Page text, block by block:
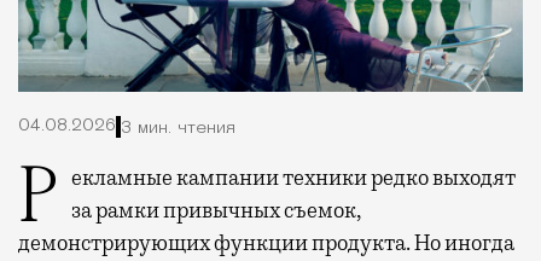
04.08.2026 3 мин. чтения
Рекламные кампании техники редко выходят
за рамки привычных съемок,
демонстрирующих функции продукта. Но иногда